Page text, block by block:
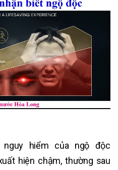
hiểm của ngộ độc
hiện chậm, thường sau